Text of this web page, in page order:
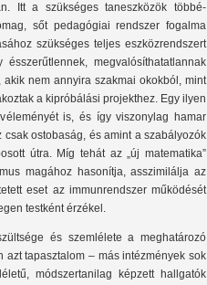
Itt a szükséges taneszközök többé-
sőt pedagógiai rendszer fogalma
szükséges teljes eszközrendszert
megvalósíthatatlannak
nem annyira szakmai okokból, mint
a kipróbálási projekthez. Egy ilyen
is, és így viszonylag hamar
ostobaság, és amint a szabályozók
útra. Míg tehát az „új matematika”
magához hasonítja, asszimilálja az
eset az immunrendszer működését
testként érzékel.
és szemlélete a meghatározó
azt tapasztalom – más intézmények sok
módszertanilag képzett hallgatók